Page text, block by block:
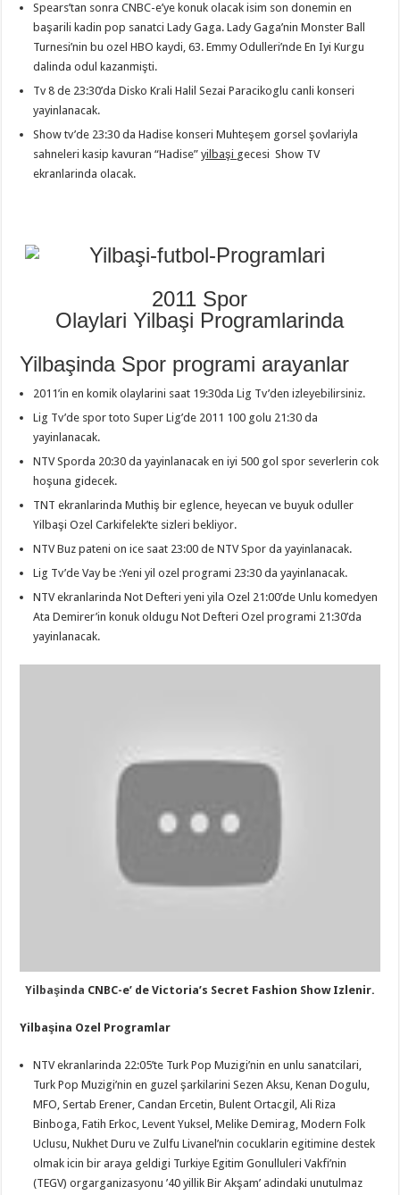
Spears’tan sonra CNBC-e’ye konuk olacak isim son donemin en
başarili kadin pop sanatci Lady Gaga. Lady Gaga’nin Monster Ball
Turnesi’nin bu ozel HBO kaydi, 63. Emmy Odulleri’nde En Iyi Kurgu
dalinda odul kazanmişti.
Tv 8 de 23:30’da Disko Krali Halil Sezai Paracikoglu canli konseri
yayinlanacak.
Show tv’de 23:30 da Hadise konseri Muhteşem gorsel şovlariyla
sahneleri kasip kavuran “Hadise”yilbaşi gecesi Show TV
ekranlarinda olacak.
2011 Spor
Olaylari Yilbaşi Programlarinda
Yilbaşinda Spor programi arayanlar
2011’in en komik olaylarini saat 19:30da Lig Tv’den izleyebilirsiniz.
Lig Tv’de spor toto Super Lig’de 2011 100 golu 21:30 da
yayinlanacak.
NTV Sporda 20:30 da yayinlanacak en iyi 500 gol spor severlerin cok
hoşuna gidecek.
TNT ekranlarinda Muthiş bir eglence, heyecan ve buyuk oduller
Yilbaşi Ozel Carkifelek’te sizleri bekliyor.
NTV Buz pateni on ice saat 23:00 de NTV Spor da yayinlanacak.
Lig Tv’de Vay be :Yeni yil ozel programi 23:30 da yayinlanacak.
NTV ekranlarinda Not Defteri yeni yila Ozel 21:00’de Unlu komedyen
Ata Demirer’in konuk oldugu Not Defteri Ozel programi 21:30’da
yayinlanacak.
Yilbaşinda CNBC-e’ de Victoria’s Secret Fashion Show Izlenir.
Yilbaşina Ozel Programlar
NTV ekranlarinda 22:05’te Turk Pop Muzigi’nin en unlu sanatcilari,
Turk Pop Muzigi’nin en guzel şarkilarini Sezen Aksu, Kenan Dogulu,
MFO, Sertab Erener, Candan Ercetin, Bulent Ortacgil, Ali Riza
Binboga, Fatih Erkoc, Levent Yuksel, Melike Demirag, Modern Folk
Uclusu, Nukhet Duru ve Zulfu Livanel’nin cocuklarin egitimine destek
olmak icin bir araya geldigi Turkiye Egitim Gonulluleri Vakfi’nin
(TEGV) orgarganizasyonu ’40 yillik Bir Akşam’ adindaki unutulmaz